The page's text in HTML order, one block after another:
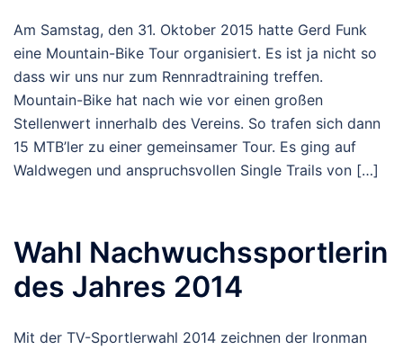
Am Samstag, den 31. Oktober 2015 hatte Gerd Funk
eine Mountain-Bike Tour organisiert. Es ist ja nicht so
dass wir uns nur zum Rennradtraining treffen.
Mountain-Bike hat nach wie vor einen großen
Stellenwert innerhalb des Vereins. So trafen sich dann
15 MTB’ler zu einer gemeinsamer Tour. Es ging auf
Waldwegen und anspruchsvollen Single Trails von […]
Wahl Nachwuchssportlerin
des Jahres 2014
Mit der TV-Sportlerwahl 2014 zeichnen der Ironman